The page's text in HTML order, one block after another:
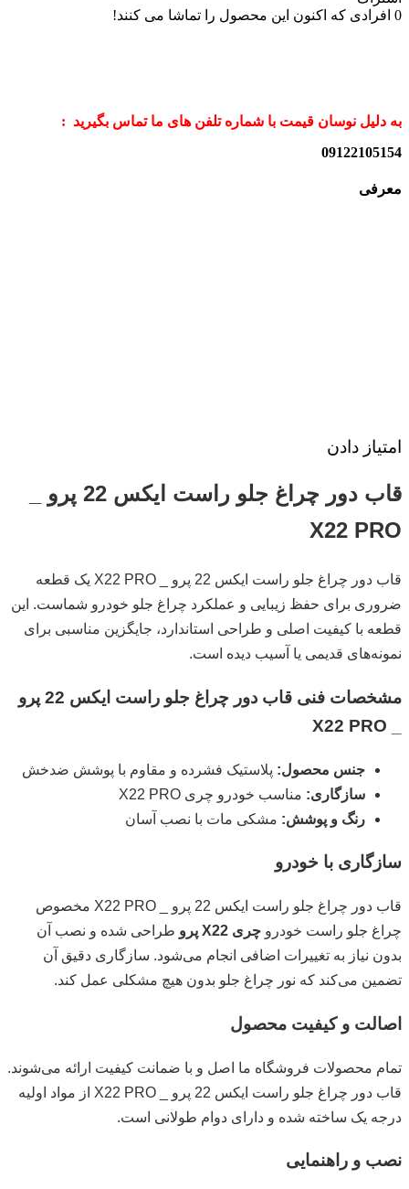
0 افرادی که اکنون این محصول را تماشا می کنند!
به دلیل نوسان قیمت با شماره تلفن های ما تماس بگیرید :
09122105154
معرفی
امتیاز دادن
قاب دور چراغ جلو راست ایکس 22 پرو _
X22 PRO
قاب دور چراغ جلو راست ایکس 22 پرو _ X22 PRO یک قطعه
ضروری برای حفظ زیبایی و عملکرد چراغ جلو خودرو شماست. این
قطعه با کیفیت اصلی و طراحی استاندارد، جایگزین مناسبی برای
نمونه‌های قدیمی یا آسیب دیده است.
مشخصات فنی قاب دور چراغ جلو راست ایکس 22 پرو
جنس محصول: پلاستیک فشرده و مقاوم با پوشش ضدخش
سازگاری: مناسب خودرو چری X22 PRO
رنگ و پوشش: مشکی مات با نصب آسان
سازگاری با خودرو
قاب دور چراغ جلو راست ایکس 22 پرو _ X22 PRO مخصوص
چراغ جلو راست خودرو چری X22 پرو
طراحی شده و نصب آن
بدون نیاز به تغییرات اضافی انجام می‌شود. سازگاری دقیق آن
تضمین می‌کند که نور چراغ جلو بدون هیچ مشکلی عمل کند.
اصالت و کیفیت محصول
تمام محصولات فروشگاه ما اصل و با ضمانت کیفیت ارائه می‌شوند.
قاب دور چراغ جلو راست ایکس 22 پرو _ X22 PRO از مواد اولیه
درجه یک ساخته شده و دارای دوام طولانی است.
نصب و راهنمایی